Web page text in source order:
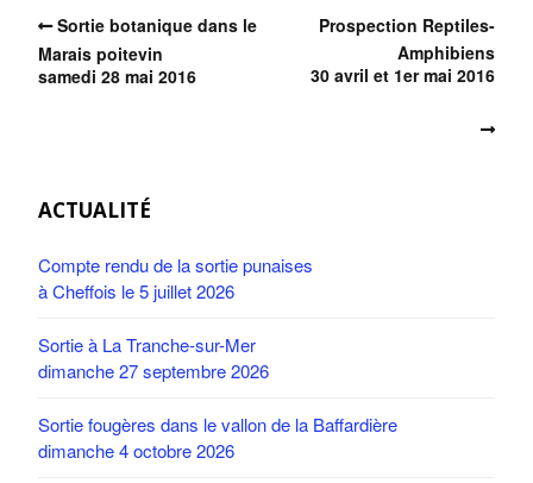
Sortie botanique dans le
Marais poitevin
samedi 28 mai 2016
Prospection Reptiles-
Amphibiens
30 avril et 1er mai 2016
ACTUALITÉ
Compte rendu de la sortie punaises
à Cheffois le 5 juillet 2026
Sortie à La Tranche-sur-Mer
dimanche 27 septembre 2026
Sortie fougères dans le vallon de la Baffardière
dimanche 4 octobre 2026